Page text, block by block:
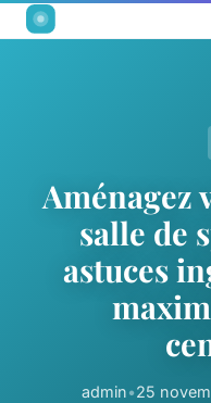
Aménagez
salle de
astuces
admin•25